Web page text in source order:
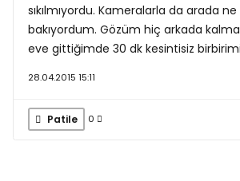
sıkılmıyordu. Kameralarla da arada ne
bakıyordum. Gözüm hiç arkada
eve gittiğimde 30 dk kesintisiz
28.04.2015 15:11
Patile 0